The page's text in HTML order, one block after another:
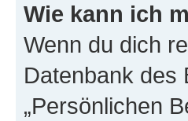
Wie kann ich
Wenn du dich
Datenbank des
„Persönlichen